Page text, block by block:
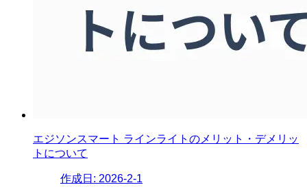
エジソンスマート ラインライトのメリット・デメリッ
トについて
作成日: 2026-2-1